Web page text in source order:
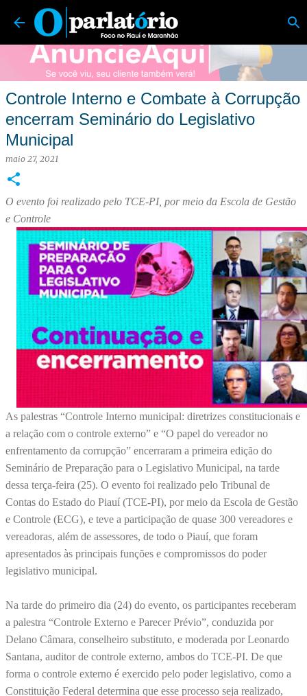
Pular para o conteúdo principal
O Parlatório | Foco no Piauí e Maranhão
Controle Interno e Combate à Corrupção
encerram Seminário do Legislativo
Municipal
maio 27, 2021
O evento foi realizado pelo TCE-PI, por meio da Escola de Gestão
e Controle
As palestras “Controle Interno municipal: diretrizes constitucionais e
a relação com o controle externo” e “O papel do vereador no
enfrentamento da corrupção” encerraram a primeira edição do
Seminário de Preparação para o Legislativo Municipal, na tarde
dessa terça-feira (25). O evento foi realizado pelo Tribunal de
Contas do Estado do Piauí (TCE-PI), por meio da Escola de Gestão
e Controle (ECG), e teve a participação de quase 300 vereadores e
vereadoras, além de assessores, de todo o Piauí, que foram
apresentados às principais funções e compromissos do poder
legislativo municipal.
Na tarde do primeiro dia (24) do evento, os participantes receberam
a palestra “Controle Externo e Parecer Prévio”, conduzida por
Delano Câmara, conselheiro substituto, e moderada por Leonardo
Santana, auditor de controle externo, ambos do TCE-PI. De que
forma o controle externo é exercido pelo poder legislativo, como a
Constituição Federal determina que esse processo seja realizado,